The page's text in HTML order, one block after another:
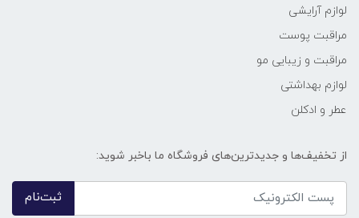
لوازم آرایشی
مراقبت پوست
مراقبت و زیبایی مو
لوازم بهداشتی
عطر و ادکلن
از تخفیف‌ها و جدیدترین‌های فروشگاه ما باخبر شوید:
ثبت‌نام